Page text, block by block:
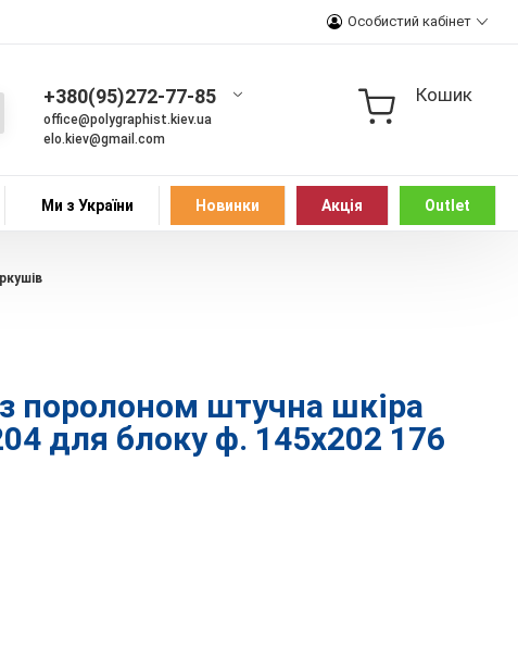
Особистий кабінет
+380(95)272-77-85
office@polygraphist.kiev.ua
elo.kiev@gmail.com
Кошик
Ми з України Новинки Акція Outlet
поролоном штучна шкіра
для блоку ф. 145х202 176